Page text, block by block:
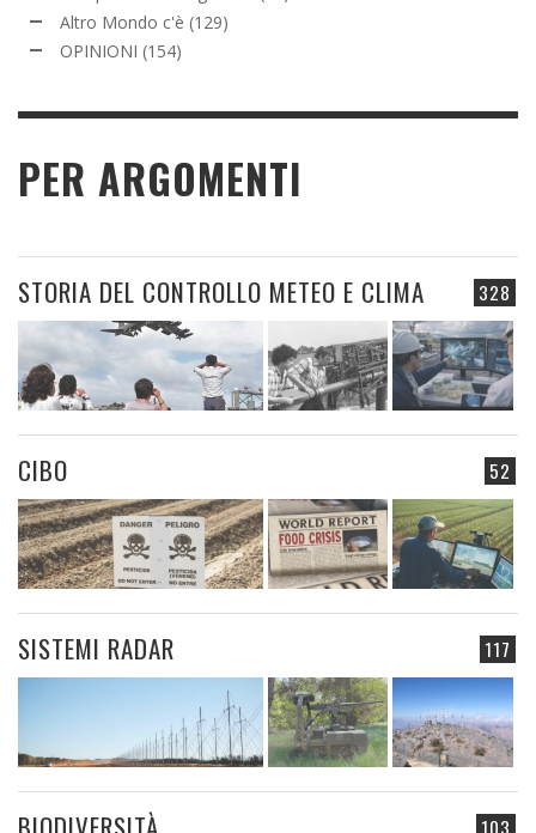
Altro Mondo c'è (129)
OPINIONI (154)
PER ARGOMENTI
328
STORIA DEL CONTROLLO METEO E CLIMA
52
CIBO
117
SISTEMI RADAR
103